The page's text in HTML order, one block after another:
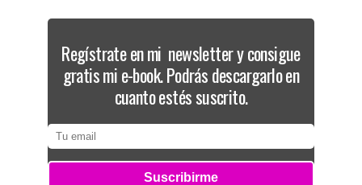
Regístrate en mi newsletter y consigue
gratis mi e-book. Podrás descargarlo en
cuanto estés suscrito.